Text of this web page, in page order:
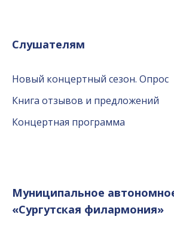
Слушателям
Новый концертный сезон. Опрос
Книга отзывов и предложений
Концертная программа
Муниципальное
«Сургутская филармония»